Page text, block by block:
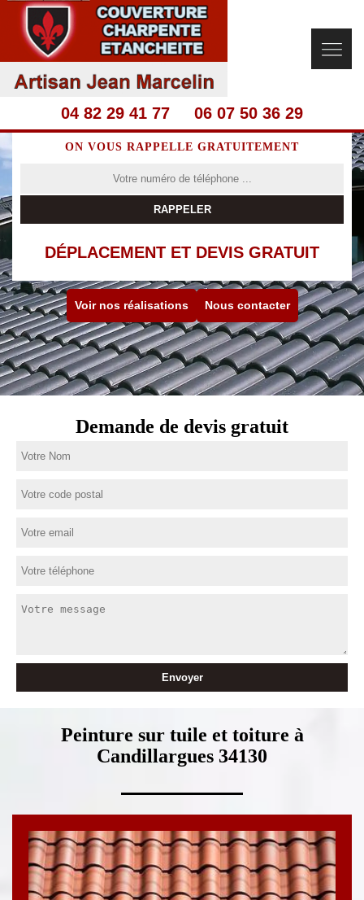
04 82 29 41 77 06 07 50 36 29
ON VOUS RAPPELLE GRATUITEMENT
DÉPLACEMENT ET DEVIS GRATUIT
Voir nos réalisations Nous contacter
Demande de devis gratuit
Peinture sur tuile et toiture à
Candillargues 34130